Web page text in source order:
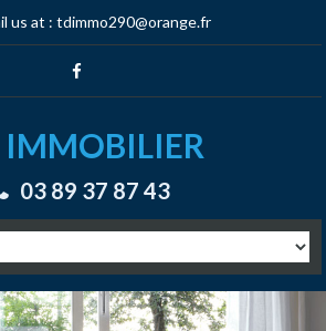
us at : tdimmo290@orange.fr
03 89 37 87 43